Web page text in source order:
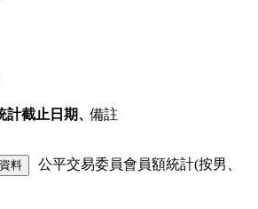
計截止日期、備註
料
公平交易委員會員額統計(按男、